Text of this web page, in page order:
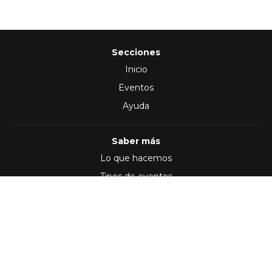
Secciones
Inicio
Eventos
Ayuda
Saber más
Lo que hacemos
Tipos de eventos